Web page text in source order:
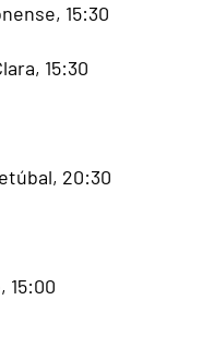
15:30
15:30
20:30
15:00